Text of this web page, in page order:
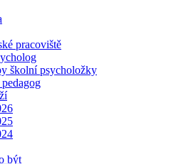
pracoviště
školní psycholožky
být